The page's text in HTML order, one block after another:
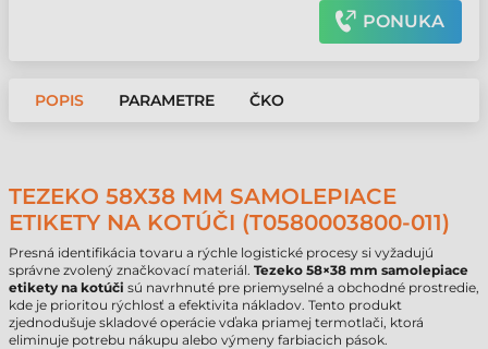
PONUKA
POPIS PARAMETRE ČKO
TEZEKO 58X38 MM SAMOLEPIACE
ETIKETY NA KOTÚČI (T0580003800-011)
Presná identifikácia tovaru a rýchle logistické procesy si vyžadujú
správne zvolený značkovací materiál. Tezeko 58×38 mm samolepiace
etikety na kotúči sú navrhnuté pre priemyselné a obchodné prostredie,
kde je prioritou rýchlosť a efektivita nákladov. Tento produkt
zjednodušuje skladové operácie vďaka priamej termotlači, ktorá
eliminuje potrebu nákupu alebo výmeny farbiacich pások.